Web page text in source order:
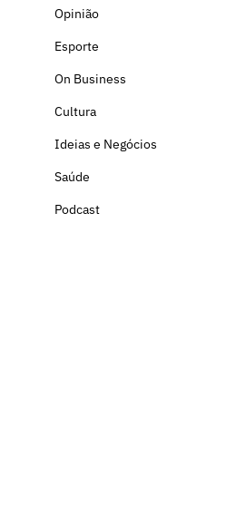
Opinião
Esporte
On Business
Cultura
Ideias e Negócios
Saúde
Podcast